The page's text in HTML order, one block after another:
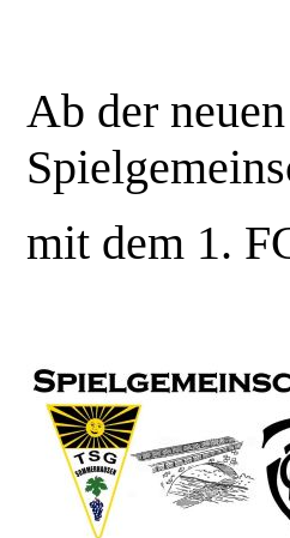
Ab der
mit dem 1.